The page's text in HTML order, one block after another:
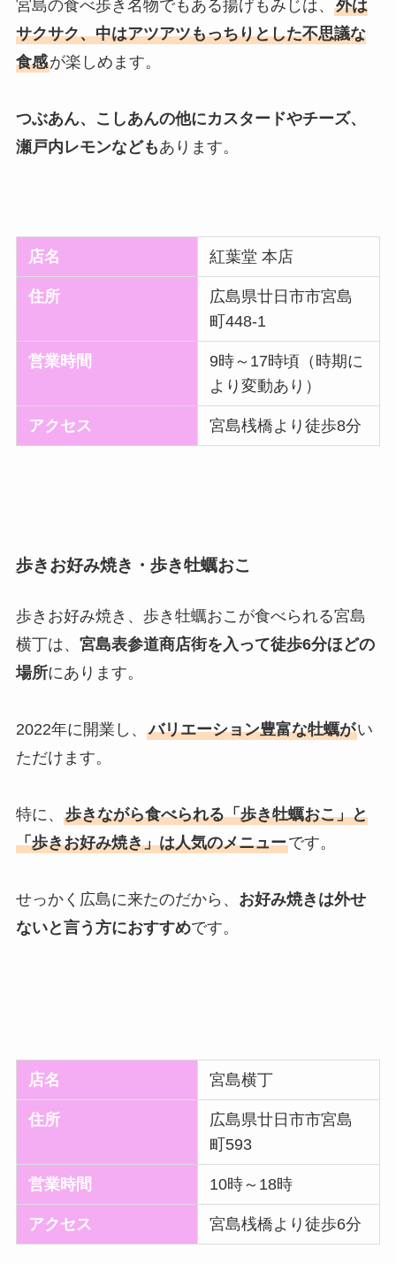
宮島の食べ歩き名物でもある揚げもみじは、 外は
サクサク、中はアツアツもっちりとした不思議な
食感が楽しめます。
つぶあん、こしあんの他にカスタードやチーズ、
瀬戸内レモンなどもあります。
店名 紅葉堂 本店
住所
広島県廿日市市宮島
町448-1
営業時間
9時～17時頃（時期に
より変動あり）
アクセス 宮島桟橋より徒歩8分
歩きお好み焼き・歩き牡蠣おこ
歩きお好み焼き、歩き牡蠣おこが食べられる宮島
横丁は、 宮島表参道商店街を入って徒歩6分ほどの
場所にあります。
2022年に開業し、 バリエーション豊富な牡蠣がい
ただけます。
特に、 歩きながら食べられる「歩き牡蠣おこ」と
「歩きお好み焼き」は人気のメニューです。
せっかく広島に来たのだから、 お好み焼きは外せ
ないと言う方におすすめです。
店名 宮島横丁
住所
広島県廿日市市宮島
町593
営業時間 10時～18時
アクセス 宮島桟橋より徒歩6分